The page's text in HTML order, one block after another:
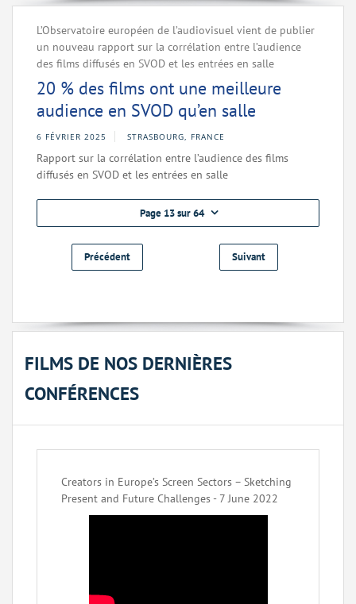
L’Observatoire européen de l’audiovisuel vient de publier
un nouveau rapport sur la corrélation entre l’audience
des films diffusés en SVOD et les entrées en salle
20 % des films ont une meilleure
audience en SVOD qu’en salle
6 FÉVRIER 2025 STRASBOURG, FRANCE
Rapport sur la corrélation entre l’audience des films
diffusés en SVOD et les entrées en salle
Page 13 sur 64
Précédent Suivant
FILMS DE NOS DERNIÈRES
CONFÉRENCES
Creators in Europe’s Screen Sectors – Sketching
Present and Future Challenges - 7 June 2022